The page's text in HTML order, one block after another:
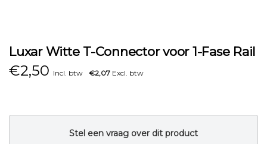
Luxar Witte T-Connector voor 1-Fase Rail
€2,50 Incl. btw €2,07 Excl. btw
Stel een vraag over dit product